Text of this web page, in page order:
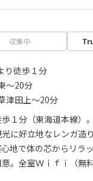
収集中
り徒歩１分
～20分
津田上～20分
１分（東海道本線）
に好立地なレンガ造
地で体の芯からリラ
。全室Ｗｉｆｉ（無料